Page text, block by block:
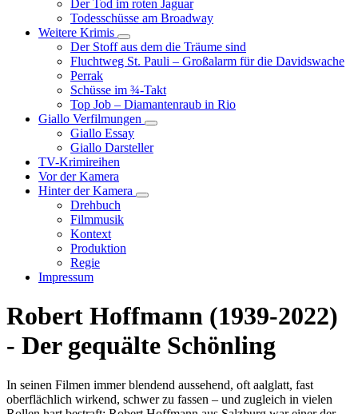
Der Tod im roten Jaguar
Todesschüsse am Broadway
Weitere Krimis
Unternavigation
von
Weitere
Der Stoff aus dem die Träume sind
Fluchtweg St. Pauli – Großalarm für die Davidswache
Perrak
Schüsse im ¾-Takt
Top Job – Diamantenraub in Rio
Giallo Verfilmungen
Unternavigation
Giallo
Giallo Essay
Giallo Darsteller
TV-Krimireihen
Vor der Kamera
Hinter der Kamera
Unternavigation
Drehbuch
Filmmusik
Kontext
Produktion
Regie
Impressum
Robert Hoffmann (1939-2022)
- Der gequälte Schönling
In seinen Filmen immer blendend aussehend, oft aalglatt, fast
oberflächlich wirkend, schwer zu fassen – und zugleich in vielen